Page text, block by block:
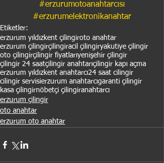
#erzurumotoanahtarcısı
#erzurumelektronikanahtar
Etiketler:
erzurum yıldızkent çilingiroto anahtar
erzurum çilingirçilingiracil çilingiryakutiye çilingir
oto çilingirçilingir fiyatlarıyenişehir çilingir
çilingir 24 saatçilingir anahtarıçilingir kapı açma
erzurum yıldızkent anahtarcı24 saat cilingir
cilingir servisierzurum anahtarcıgaranti çilingir
kasa çilingirnöbetçi çilingiranahtarcı
erzurum çilingir
oto anahtar
erzurum oto anahtar